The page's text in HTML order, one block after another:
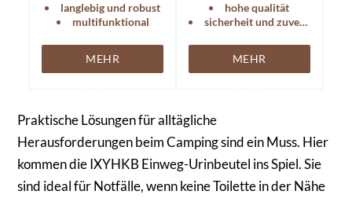
langlebig und robust
multifunktional
MEHR
hohe qualität
sicherheit und zuverlässigkeit
MEHR
Praktische Lösungen für alltägliche
Herausforderungen beim Camping sind ein Muss. Hier
kommen die IXYHKB Einweg-Urinbeutel ins Spiel. Sie
sind ideal für Notfälle, wenn keine Toilette in der Nähe